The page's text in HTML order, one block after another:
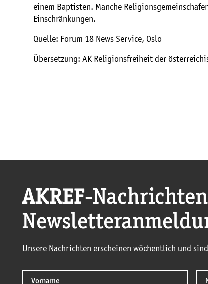
einem Baptisten. Manche
Einschränkungen.
Quelle: Forum 18 News Service, Oslo
Übersetzung: AK Religionsfreiheit der
AKREF-Nachrichten
Unsere Nachrichten erscheinen wöchentlich und